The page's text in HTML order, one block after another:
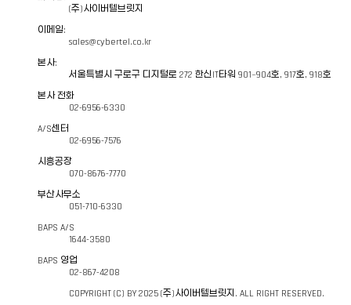
(주)사이버텔브릿지
이메일:
sales@cybertel.co.kr
본사:
서울특별시 구로구 디지털로 272 한신IT타워 901~904호, 917호, 918호
본사 전화
02-6956-6330
A/S센터
02-6956-7576
시흥공장
070-8676-7770
부산사무소
051-710-6330
BAPS A/S
1644-3580
BAPS 영업
02-867-4208
COPYRIGHT (C) BY 2025 (주)사이버텔브릿지. ALL RIGHT RESERVED.